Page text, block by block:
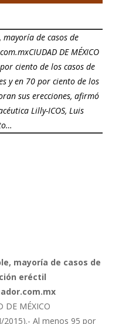
de casos de
DE MÉXICO
ciento de los casos de
y en 70 por ciento de los
sus erecciones, afirmó
Lilly-ICOS, Luis
mayoría de casos de
eréctil
DE MÉXICO
2015).- Al menos 95 por